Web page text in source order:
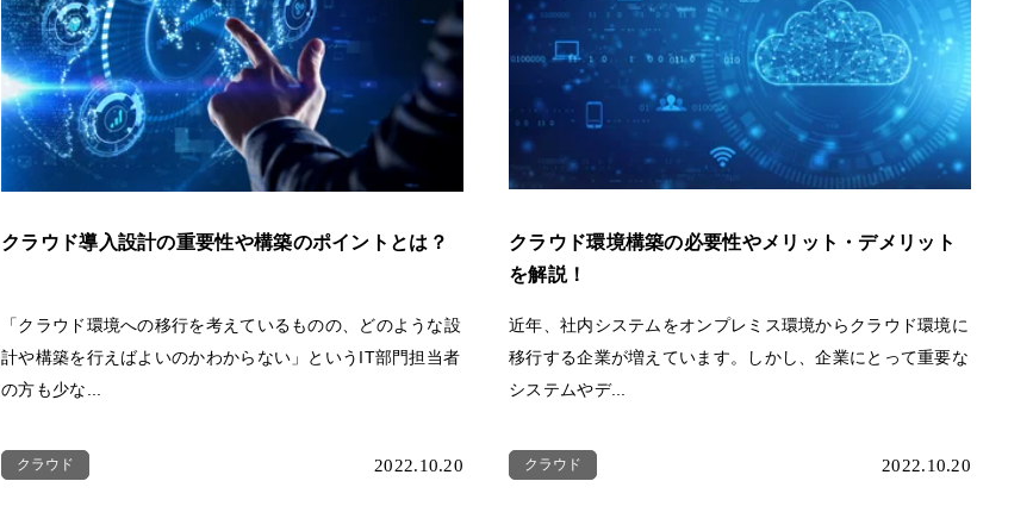
クラウド導入設計の重要性や構築のポイントとは？
「クラウド環境への移行を考えているものの、どのような設
計や構築を行えばよいのかわからない」というIT部門担当者
の方も少な...
クラウド 2022.10.20
クラウド環境構築の必要性やメリット・デメリット
を解説！
近年、社内システムをオンプレミス環境からクラウド環境に
移行する企業が増えています。しかし、企業にとって重要な
システムやデ...
クラウド 2022.10.20